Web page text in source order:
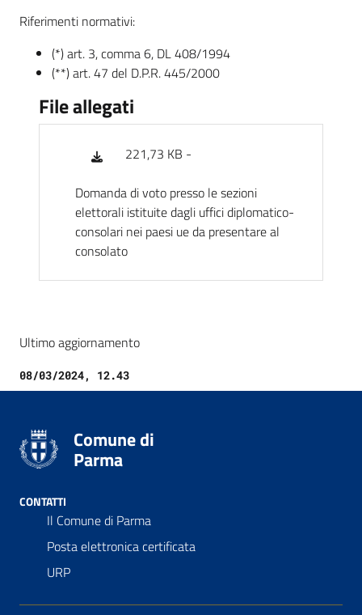
Riferimenti normativi:
(*) art. 3, comma 6, DL 408/1994
(**) art. 47 del D.P.R. 445/2000
File allegati
221,73 KB -
Domanda di voto presso le sezioni
elettorali istituite dagli uffici diplomatico-
consolari nei paesi ue da presentare al
consolato
Ultimo aggiornamento
08/03/2024, 12.43
Comune di
Parma
CONTATTI
Il Comune di Parma
Posta elettronica certificata
URP